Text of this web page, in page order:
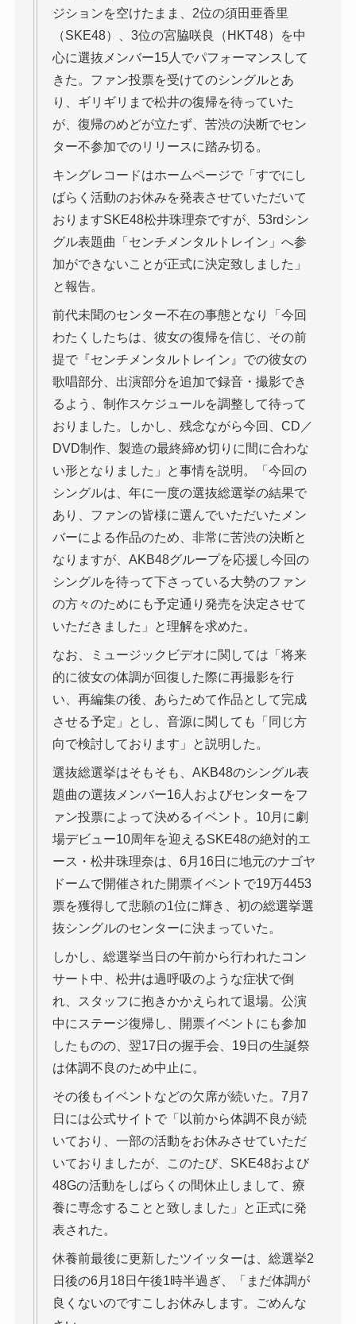
ジションを空けたまま、2位の須田亜香里
（SKE48）、3位の宮脇咲良（HKT48）を中
心に選抜メンバー15人でパフォーマンスして
きた。ファン投票を受けてのシングルとあ
り、ギリギリまで松井の復帰を待っていた
が、復帰のめどが立たず、苦渋の決断でセン
ター不参加でのリリースに踏み切る。
キングレコードはホームページで「すでにし
ばらく活動のお休みを発表させていただいて
おりますSKE48松井珠理奈ですが、53rdシン
グル表題曲「センチメンタルトレイン」へ参
加ができないことが正式に決定致しました」
と報告。
前代未聞のセンター不在の事態となり「今回
わたくしたちは、彼女の復帰を信じ、その前
提で『センチメンタルトレイン』での彼女の
歌唱部分、出演部分を追加で録音・撮影でき
るよう、制作スケジュールを調整して待って
おりました。しかし、残念ながら今回、CD／
DVD制作、製造の最終締め切りに間に合わな
い形となりました」と事情を説明。「今回の
シングルは、年に一度の選抜総選挙の結果で
あり、ファンの皆様に選んでいただいたメン
バーによる作品のため、非常に苦渋の決断と
なりますが、AKB48グループを応援し今回の
シングルを待って下さっている大勢のファン
の方々のためにも予定通り発売を決定させて
いただきました」と理解を求めた。
なお、ミュージックビデオに関しては「将来
的に彼女の体調が回復した際に再撮影を行
い、再編集の後、あらためて作品として完成
させる予定」とし、音源に関しても「同じ方
向で検討しております」と説明した。
選抜総選挙はそもそも、AKB48のシングル表
題曲の選抜メンバー16人およびセンターをフ
ァン投票によって決めるイベント。10月に劇
場デビュー10周年を迎えるSKE48の絶対的エ
ース・松井珠理奈は、6月16日に地元のナゴヤ
ドームで開催された開票イベントで19万4453
票を獲得して悲願の1位に輝き、初の総選挙選
抜シングルのセンターに決まっていた。
しかし、総選挙当日の午前から行われたコン
サート中、松井は過呼吸のような症状で倒
れ、スタッフに抱きかかえられて退場。公演
中にステージ復帰し、開票イベントにも参加
したものの、翌17日の握手会、19日の生誕祭
は体調不良のため中止に。
その後もイベントなどの欠席が続いた。7月7
日には公式サイトで「以前から体調不良が続
いており、一部の活動をお休みさせていただ
いておりましたが、このたび、SKE48および
48Gの活動をしばらくの間休止しまして、療
養に専念することと致しました」と正式に発
表された。
休養前最後に更新したツイッターは、総選挙2
日後の6月18日午後1時半過ぎ、「まだ体調が
良くないのですこしお休みします。ごめんな